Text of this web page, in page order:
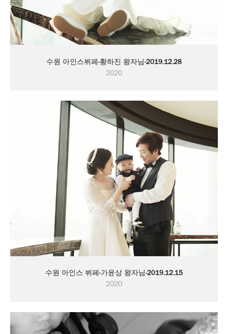
수원 아인스뷔페-황하진 왕자님-2019.12.28
2020
수원 아인스 뷔페-가윤상 왕자님-2019.12.15
2020